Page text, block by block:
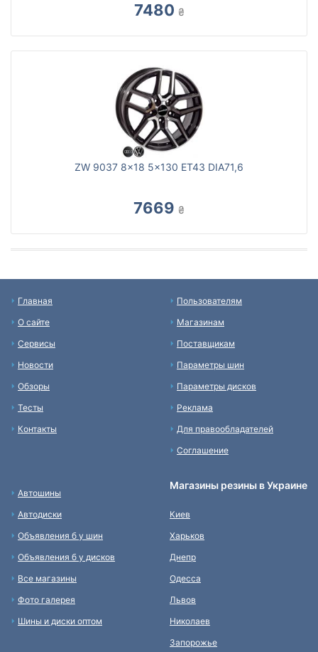
7480 ₴
ZW 9037 8x18 5x130 ET43 DIA71,6
7669 ₴
Главная
О сайте
Сервисы
Новости
Обзоры
Тесты
Контакты
Пользователям
Магазинам
Поставщикам
Параметры шин
Параметры дисков
Реклама
Для правообладателей
Соглашение
Автошины
Автодиски
Объявления б у шин
Объявления б у дисков
Все магазины
Фото галерея
Шины и диски оптом
Магазины резины в Украине
Киев
Харьков
Днепр
Одесса
Львов
Николаев
Запорожье